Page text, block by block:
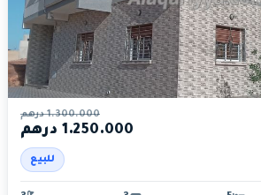
1.300.000 درهم
1.250.000 درهم
للبيع